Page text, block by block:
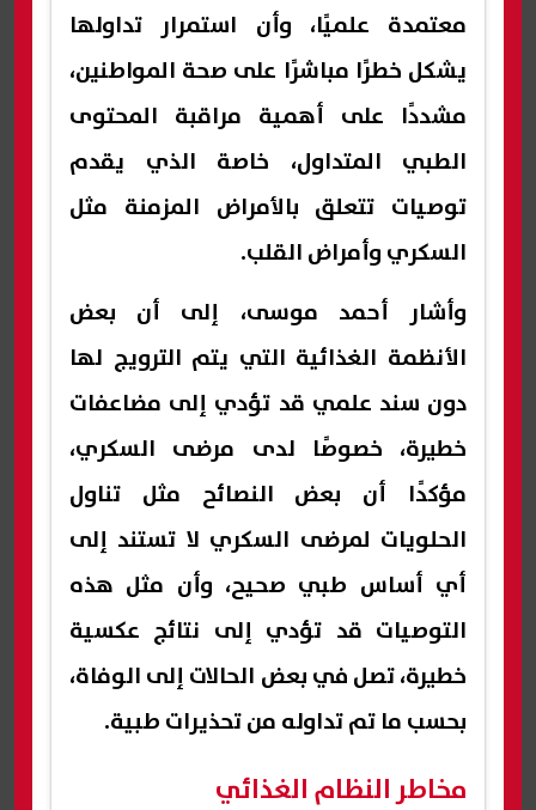
معتمدة علميًا، وأن استمرار تداولها
يشكل خطرًا مباشرًا على صحة المواطنين،
مشددًا على أهمية مراقبة المحتوى
الطبي المتداول، خاصة الذي يقدم
توصيات تتعلق بالأمراض المزمنة مثل
السكري وأمراض القلب.
وأشار أحمد موسى، إلى أن بعض
الأنظمة الغذائية التي يتم الترويج لها
دون سند علمي قد تؤدي إلى مضاعفات
خطيرة، خصوصًا لدى مرضى السكري،
مؤكدًا أن بعض النصائح مثل تناول
الحلويات لمرضى السكري لا تستند إلى
أي أساس طبي صحيح، وأن مثل هذه
التوصيات قد تؤدي إلى نتائج عكسية
خطيرة، تصل في بعض الحالات إلى الوفاة،
بحسب ما تم تداوله من تحذيرات طبية.
مخاطر النظام الغذائي